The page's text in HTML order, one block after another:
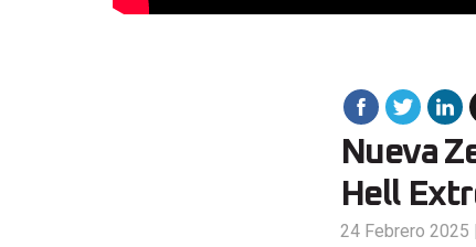
Nueva
Hell
24 Febrero 2025 |